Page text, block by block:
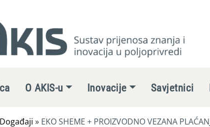
O AKIS-u Inovacije Savjetnici
Događaji » EKO SHEME + PROIZVODNO VEZANA